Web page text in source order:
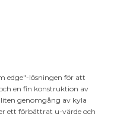
edge"-lösningen för att
en fin konstruktion av
genomgång av kyla
ett förbättrat u-värde och